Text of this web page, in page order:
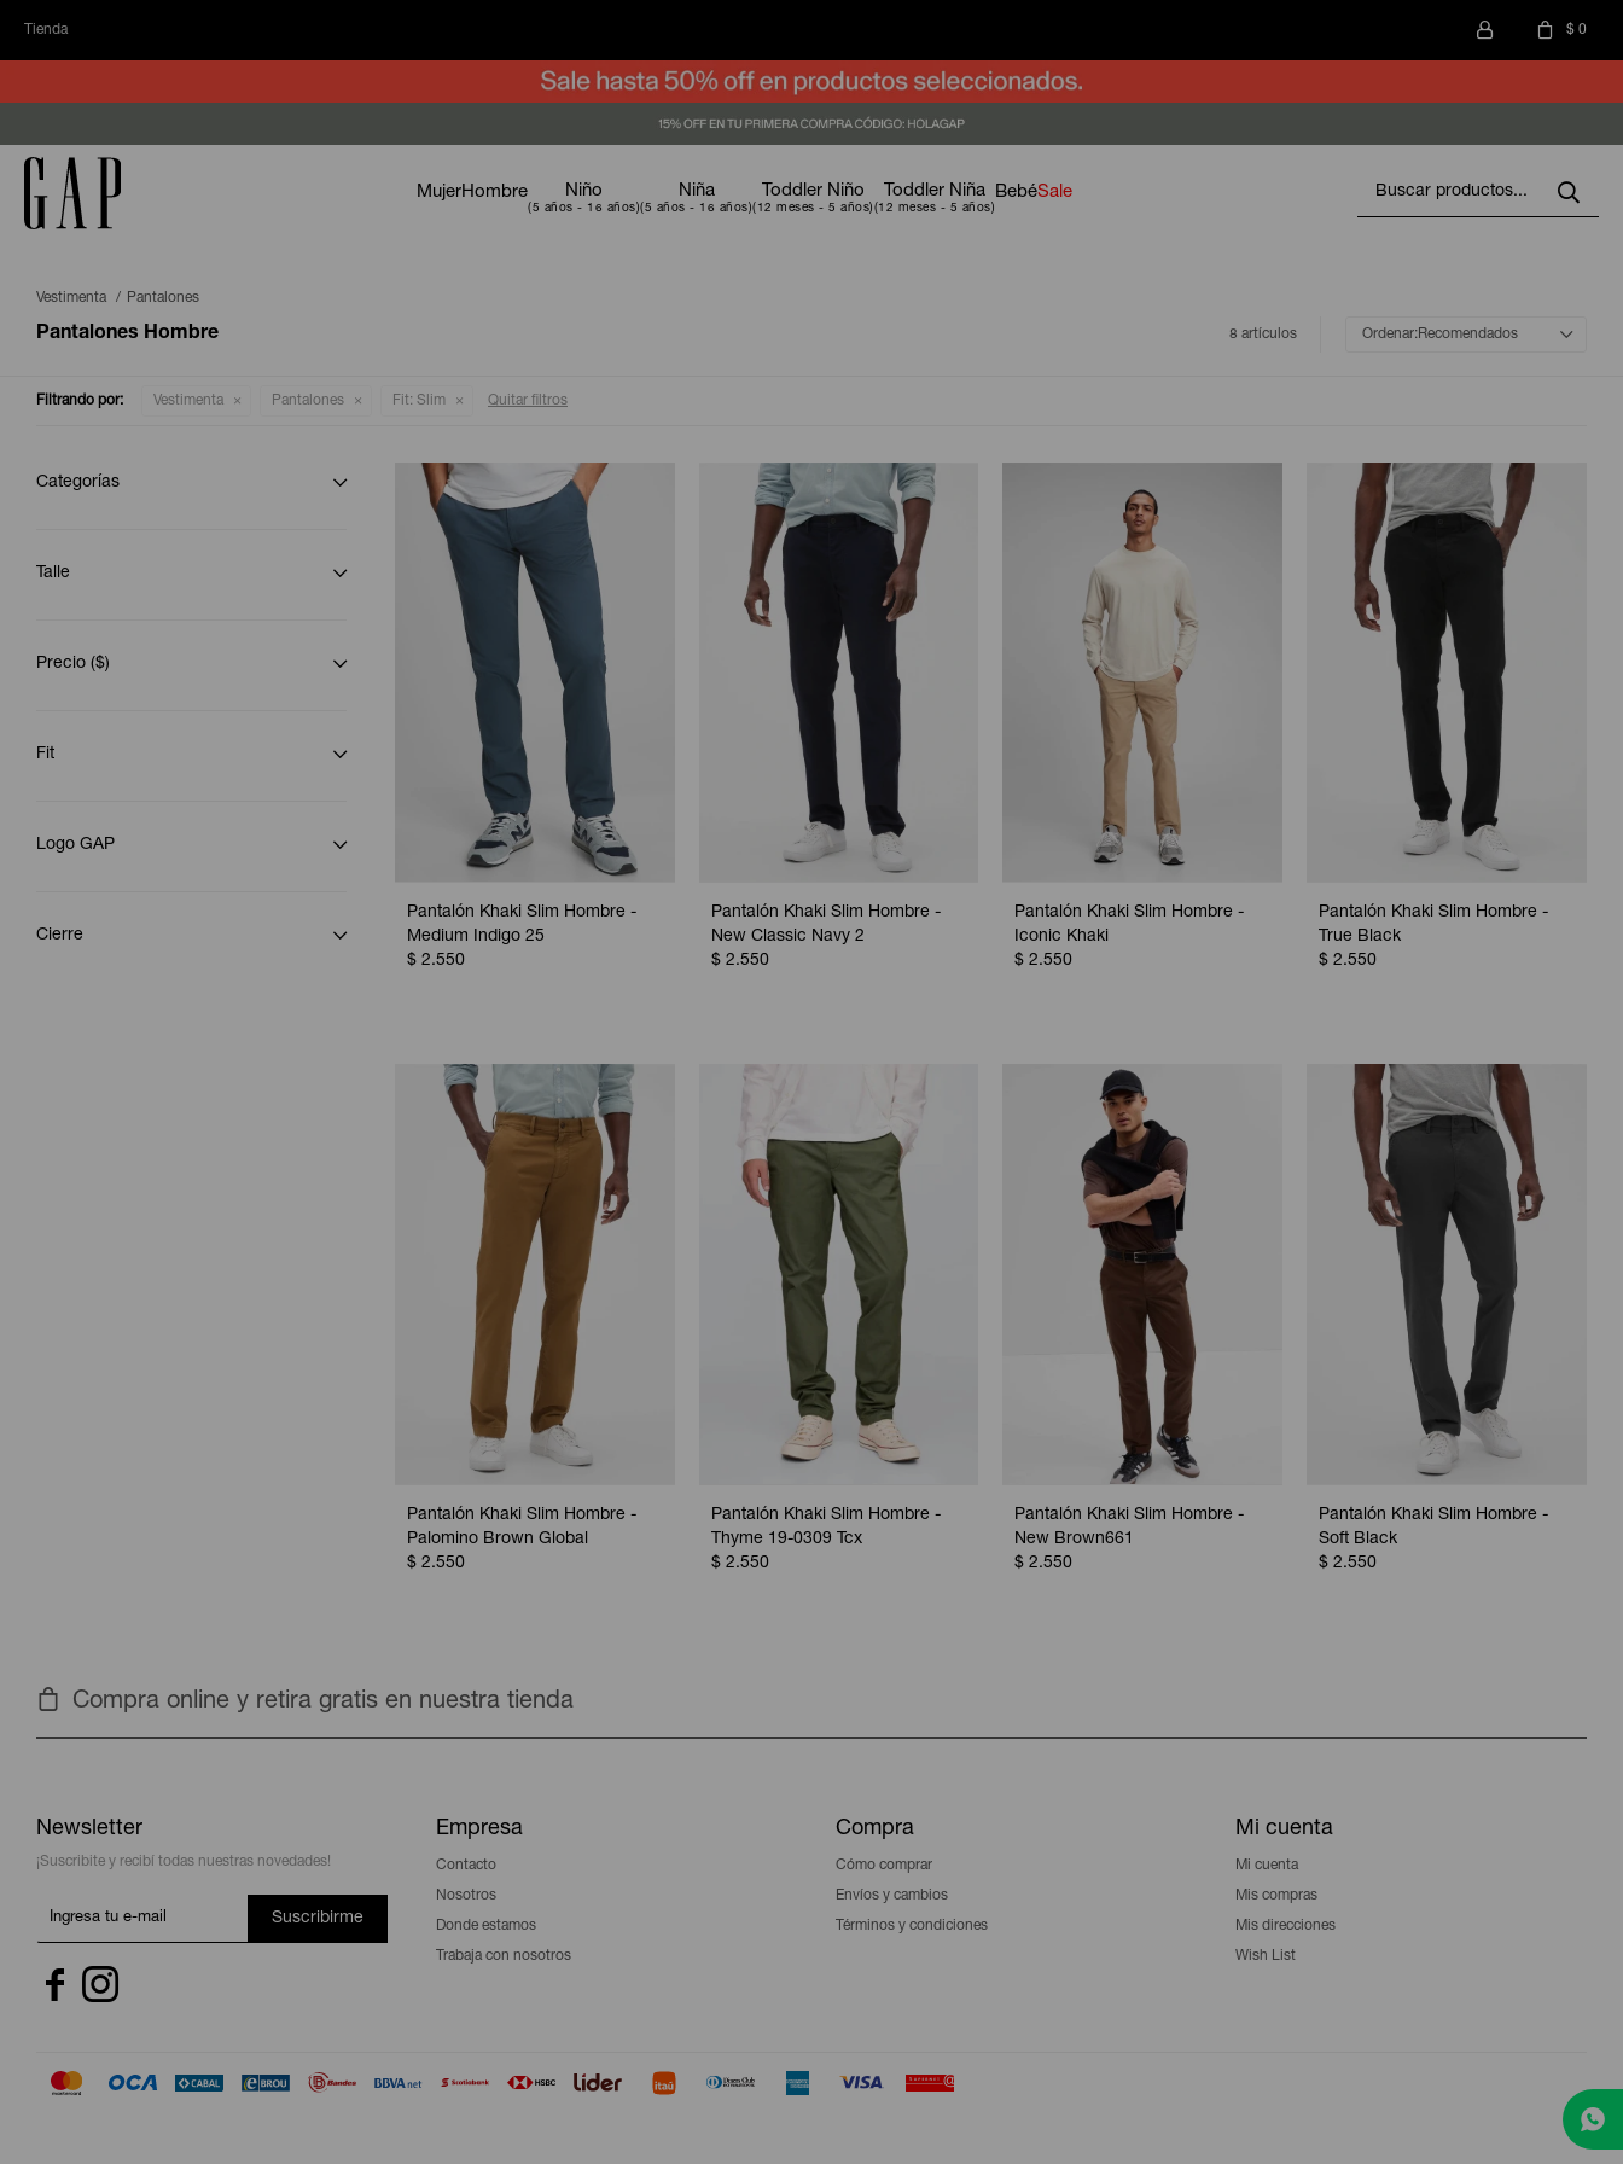
Tienda $ 0
MujerHombre Niño Niña Toddler Niño Toddler Niña BebéSale
Vestimenta Pantalones
Pantalones Hombre 8 artículos Recomendados
Filtrando por: Vestimenta Pantalones Fit: Slim Quitar filtros
Pantalón Khaki Slim Hombre -
Medium Indigo 25
$ 2.550
Pantalón Khaki Slim Hombre -
New Classic Navy 2
$ 2.550
Pantalón Khaki Slim Hombre -
Iconic Khaki
$ 2.550
Pantalón Khaki Slim Hombre -
True Black
$ 2.550
Pantalón Khaki Slim Hombre -
Palomino Brown Global
$ 2.550
Pantalón Khaki Slim Hombre -
Thyme 19-0309 Tcx
$ 2.550
Pantalón Khaki Slim Hombre -
New Brown661
$ 2.550
Pantalón Khaki Slim Hombre -
Soft Black
$ 2.550
Categorías
Talle
Precio ($)
Fit
Logo GAP
Cierre
Compra online y retira gratis en nuestra tienda
Newsletter
¡Suscribite y recibí todas nuestras novedades!
Suscribirme
 
Empresa
Contacto
Nosotros
Donde estamos
Trabaja con nosotros
Compra
Cómo comprar
Envíos y cambios
Términos y condiciones
Mi cuenta
Mi cuenta
Mis compras
Mis direcciones
Wish List